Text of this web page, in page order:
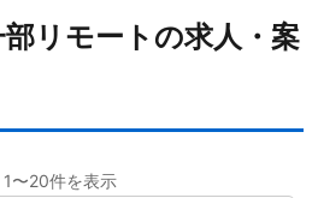
リモートの求人・案
〜20件を表示